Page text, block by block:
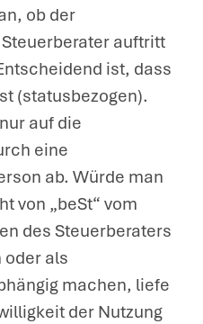
ob der
auftritt
ist, dass
(statusbezogen).
auf die
eine
ab. Würde man
von „beSt“ vom
des Steuerberaters
oder als
machen, liefe
der Nutzung